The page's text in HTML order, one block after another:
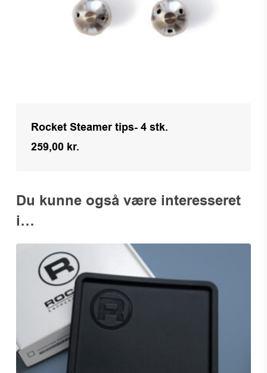
Rocket Steamer tips- 4 stk.
259,00 kr.
Du kunne også være interesseret
i…